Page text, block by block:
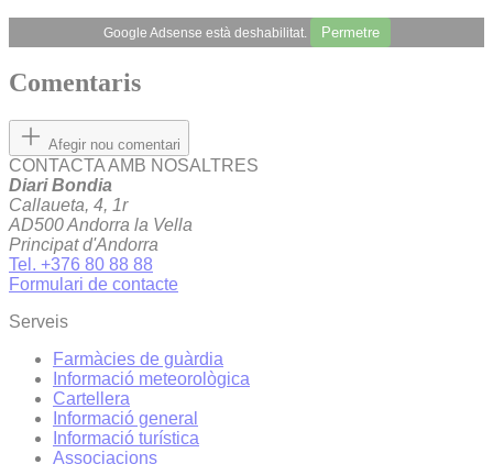
Google Adsense està deshabilitat. Permetre
Comentaris
Afegir nou comentari
CONTACTA AMB NOSALTRES
Diari Bondia
Callaueta, 4, 1r
AD500 Andorra la Vella
Principat d'Andorra
Tel. +376 80 88 88
Formulari de contacte
Serveis
Farmàcies de guàrdia
Informació meteorològica
Cartellera
Informació general
Informació turística
Associacions